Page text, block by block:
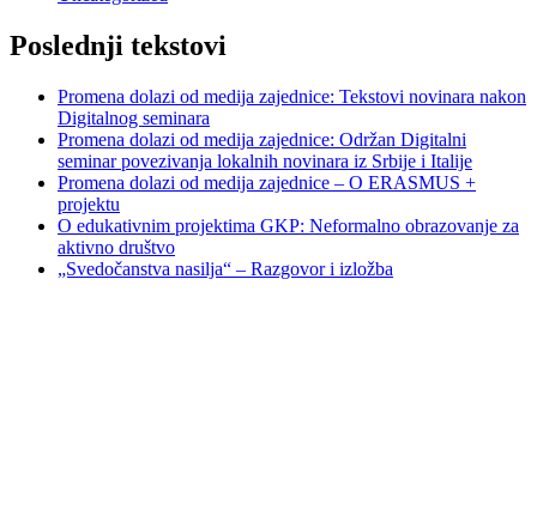
Poslednji tekstovi
Promena dolazi od medija zajednice: Tekstovi novinara nakon
Digitalnog seminara
Promena dolazi od medija zajednice: Održan Digitalni
seminar povezivanja lokalnih novinara iz Srbije i Italije
Promena dolazi od medija zajednice – O ERASMUS +
projektu
O edukativnim projektima GKP: Neformalno obrazovanje za
aktivno društvo
„Svedočanstva nasilja“ – Razgovor i izložba